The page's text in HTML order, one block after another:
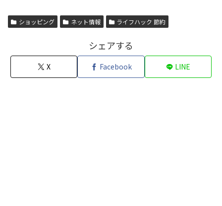
ショッピング ネット情報 ライフハック 節約
シェアする
X Facebook LINE